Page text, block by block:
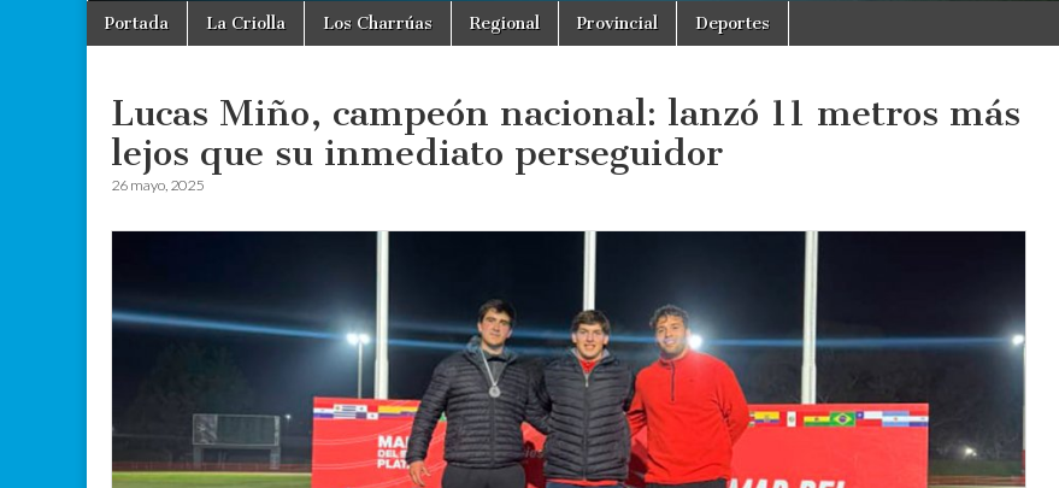
Main
menu
Skip
Portada La Criolla Los Charrúas Regional Provincial Deportes
Lucas Miño, campeón nacional: lanzó 11 metros más
lejos que su inmediato perseguidor
26 mayo, 2025